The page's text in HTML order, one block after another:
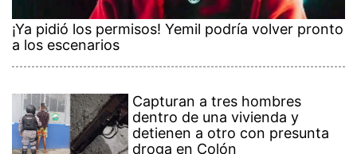
¡Ya pidió los permisos! Yemil podría volver pronto
a los escenarios
Capturan a tres hombres
dentro de una vivienda y
detienen a otro con presunta
droga en Colón